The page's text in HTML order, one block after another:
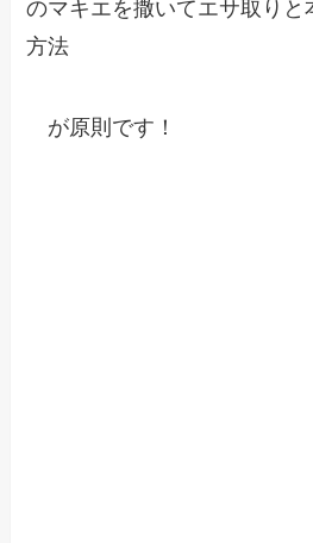
のマキエを撒いてエサ取りと
方法
が原則です！